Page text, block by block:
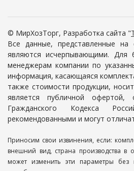
© МирХозТорг, Разработка сайта "
Все данные, представленные
являются исчерпывающими. Для
менеджерам компании по
информация, касающаяся
также стоимости продукции,
является публичной
Гражданского Кодекса
рекомендованными и могут
Приносим свои извинения, если:
внешний вид, страна производства в
может изменить эти параметры без